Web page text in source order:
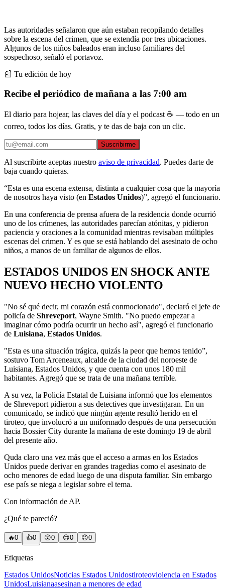
Las autoridades señalaron que aún estaban recopilando detalles
sobre la escena del crimen, que se extendía por tres ubicaciones.
Algunos de los niños baleados eran incluso familiares del
sospechoso, señaló el portavoz.
📰 Tu edición de hoy
Recibe el periódico de mañana a las 7:00 am
El diario para hojear, las claves del día y el podcast ☕ — todo en un
correo, todos los días. Gratis, y te das de baja con un clic.
Suscribirme
Al suscribirte aceptas nuestro aviso de privacidad. Puedes darte de
baja cuando quieras.
“Esta es una escena extensa, distinta a cualquier cosa que la mayoría
de nosotros haya visto (en Estados Unidos)”, agregó el funcionario.
En una conferencia de prensa afuera de la residencia donde ocurrió
uno de los crímenes, las autoridades parecían atónitas, y pidieron
paciencia y oraciones a la comunidad mientras revisaban múltiples
escenas del crimen. Y es que se está hablando del asesinato de ocho
niños, a manos de un familiar de algunos de ellos.
ESTADOS UNIDOS EN SHOCK ANTE
NUEVO HECHO VIOLENTO
"No sé qué decir, mi corazón está conmocionado", declaró el jefe de
policía de Shreveport, Wayne Smith. "No puedo empezar a
imaginar cómo podría ocurrir un hecho así", agregó el funcionario
de Luisiana, Estados Unidos.
"Esta es una situación trágica, quizás la peor que hemos tenido”,
sostuvo Tom Arceneaux, alcalde de la ciudad del noroeste de
Luisiana, Estados Unidos, y que cuenta con unos 180 mil
habitantes. Agregó que se trata de una mañana terrible.
A su vez, la Policía Estatal de Luisiana informó que los elementos
de Shreveport pidieron a sus detectives que investigaran. En un
comunicado, se indicó que ningún agente resultó herido en el
tiroteo, que involucró a un uniformado después de una persecución
hacia Bossier City durante la mañana de este domingo 19 de abril
del presente año.
Quda claro una vez más que el acceso a armas en los Estados
Unidos puede derivar en grandes tragedias como el asesinato de
ocho menores de edad luego de una disputa familiar. Sin embargo
ese país se niega a legislar sobre el tema.
Con información de AP.
¿Qué te pareció?
🔥0 👍0 😲0 😢0 😠0
Etiquetas
Estados UnidosNoticias Estados Unidostiroteoviolencia en Estados
UnidosLuisianaasesinan a menores de edad